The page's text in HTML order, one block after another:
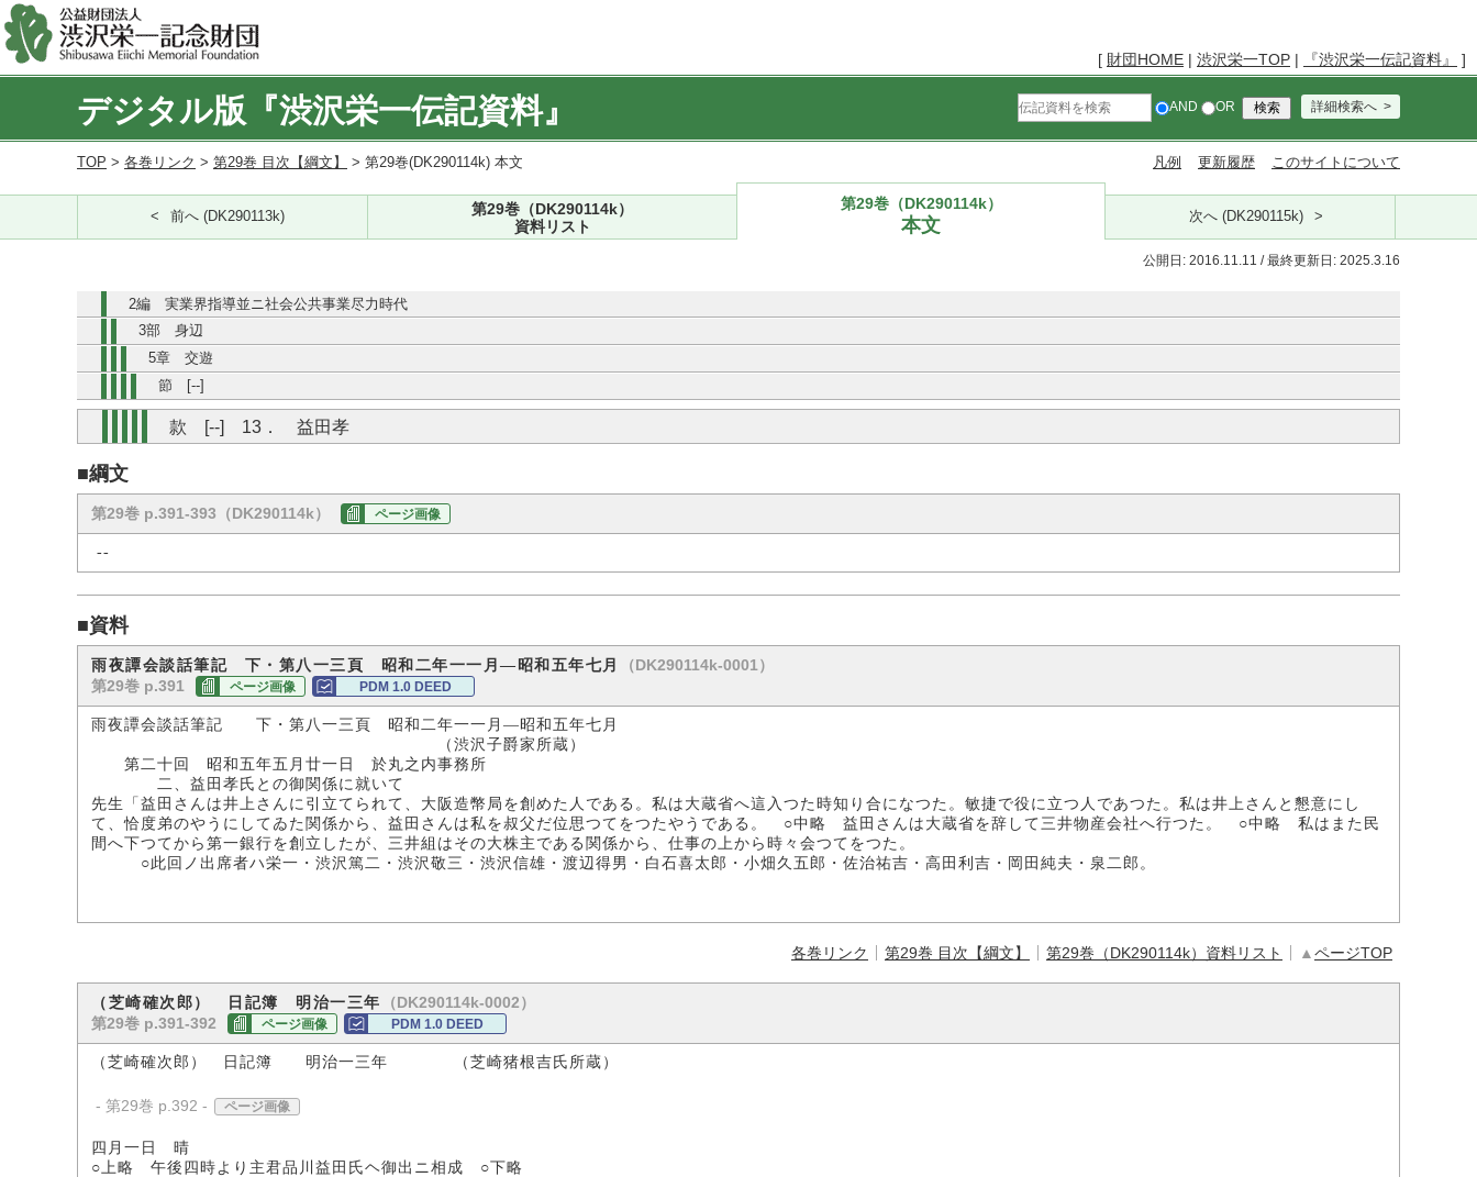
[ 財団HOME | 渋沢栄一TOP | 『渋沢栄一伝記資料』 ]
デジタル版『渋沢栄一伝記資料』 AND OR 詳細検索へ
TOP > 各巻リンク > 第29巻 目次【綱文】 > 第29巻(DK290114k) 本文 凡例 更新履歴 このサイトについて
前へ (DK290113k)
第29巻（DK290114k）
資料リスト
第29巻（DK290114k）
本文 次へ (DK290115k)
公開日: 2016.11.11 / 最終更新日: 2025.3.16
2編 実業界指導並ニ社会公共事業尽力時代
3部 身辺
5章 交遊
節 [--]
款 [--] 13． 益田孝
■綱文
第29巻 p.391-393（DK290114k） ページ画像
--
■資料
雨夜譚会談話筆記 下・第八一三頁 昭和二年一一月―昭和五年七月
（DK290114k-0001）
第29巻 p.391
ページ画像 PDM 1.0 DEED
雨夜譚会談話筆記 下・第八一三頁 昭和二年一一月―昭和五年七月
（渋沢子爵家所蔵）
第二十回 昭和五年五月廿一日 於丸之内事務所
二、益田孝氏との御関係に就いて
先生「益田さんは井上さんに引立てられて、大阪造幣局を創めた人である。私は大蔵省へ這入つた時知り合になつた。敏捷で役に立つ人であつた。私は井上さんと懇意にし
て、恰度弟のやうにしてゐた関係から、益田さんは私を叔父だ位思つてをつたやうである。 ○中略 益田さんは大蔵省を辞して三井物産会社へ行つた。 ○中略 私はまた民
間へ下つてから第一銀行を創立したが、三井組はその大株主である関係から、仕事の上から時々会つてをつた。
○此回ノ出席者ハ栄一・渋沢篤二・渋沢敬三・渋沢信雄・渡辺得男・白石喜太郎・小畑久五郎・佐治祐吉・高田利吉・岡田純夫・泉二郎。
各巻リンク 第29巻 目次【綱文】 第29巻（DK290114k）資料リスト ▲ページTOP
（芝崎確次郎） 日記簿 明治一三年
（DK290114k-0002）
第29巻 p.391-392
ページ画像 PDM 1.0 DEED
（芝崎確次郎） 日記簿 明治一三年 （芝崎猪根吉氏所蔵）
- 第29巻 p.392 - ページ画像
四月一日 晴
○上略 午後四時より主君品川益田氏ヘ御出ニ相成 ○下略